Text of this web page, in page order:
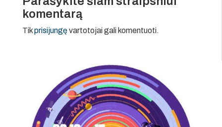
komentarą
Tikprisijungęvartotojai gali komentuoti.